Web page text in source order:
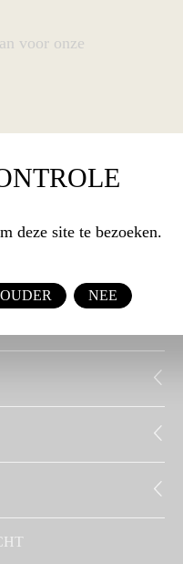
voor onze
deze site te bezoeken.
NEE